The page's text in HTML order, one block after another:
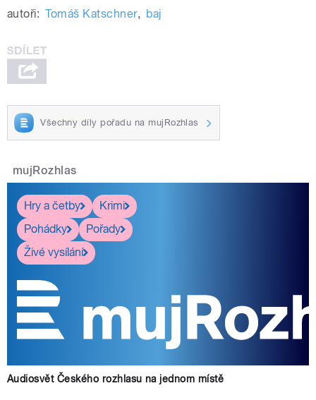
autoři: Tomáš Katschner, baj
Všechny díly pořadu na mujRozhlas
mujRozhlas
Hry a četby
Krimi
Pohádky
Pořady
Živé vysílání
Audiosvět Českého rozhlasu na jednom místě